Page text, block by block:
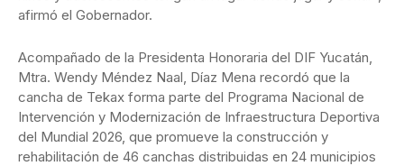
afirmó el Gobernador.
Acompañado de la Presidenta Honoraria del DIF Yucatán,
Mtra. Wendy Méndez Naal, Díaz Mena recordó que la
cancha de Tekax forma parte del Programa Nacional de
Intervención y Modernización de Infraestructura Deportiva
del Mundial 2026, que promueve la construcción y
rehabilitación de 46 canchas distribuidas en 24 municipios